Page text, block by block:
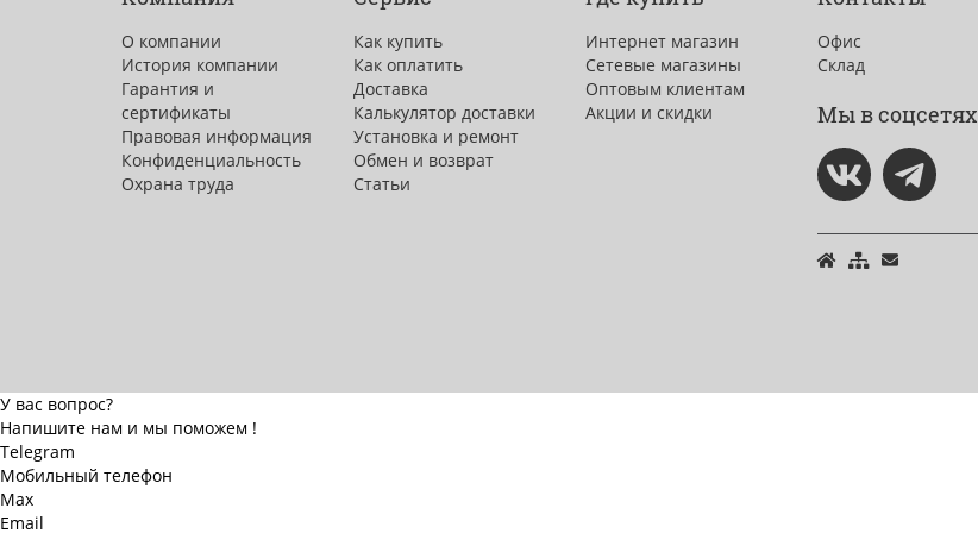
О компании
История компании
Гарантия и
сертификаты
Правовая информация
Конфиденциальность
Охрана труда
Как купить
Как оплатить
Доставка
Калькулятор доставки
Установка и ремонт
Обмен и возврат
Статьи
Интернет магазин
Сетевые магазины
Оптовым клиентам
Акции и скидки
Офис
Склад
Мы в соцсетях
У вас вопрос?
Напишите нам и мы поможем !
Telegram
Мобильный телефон
Max
Email